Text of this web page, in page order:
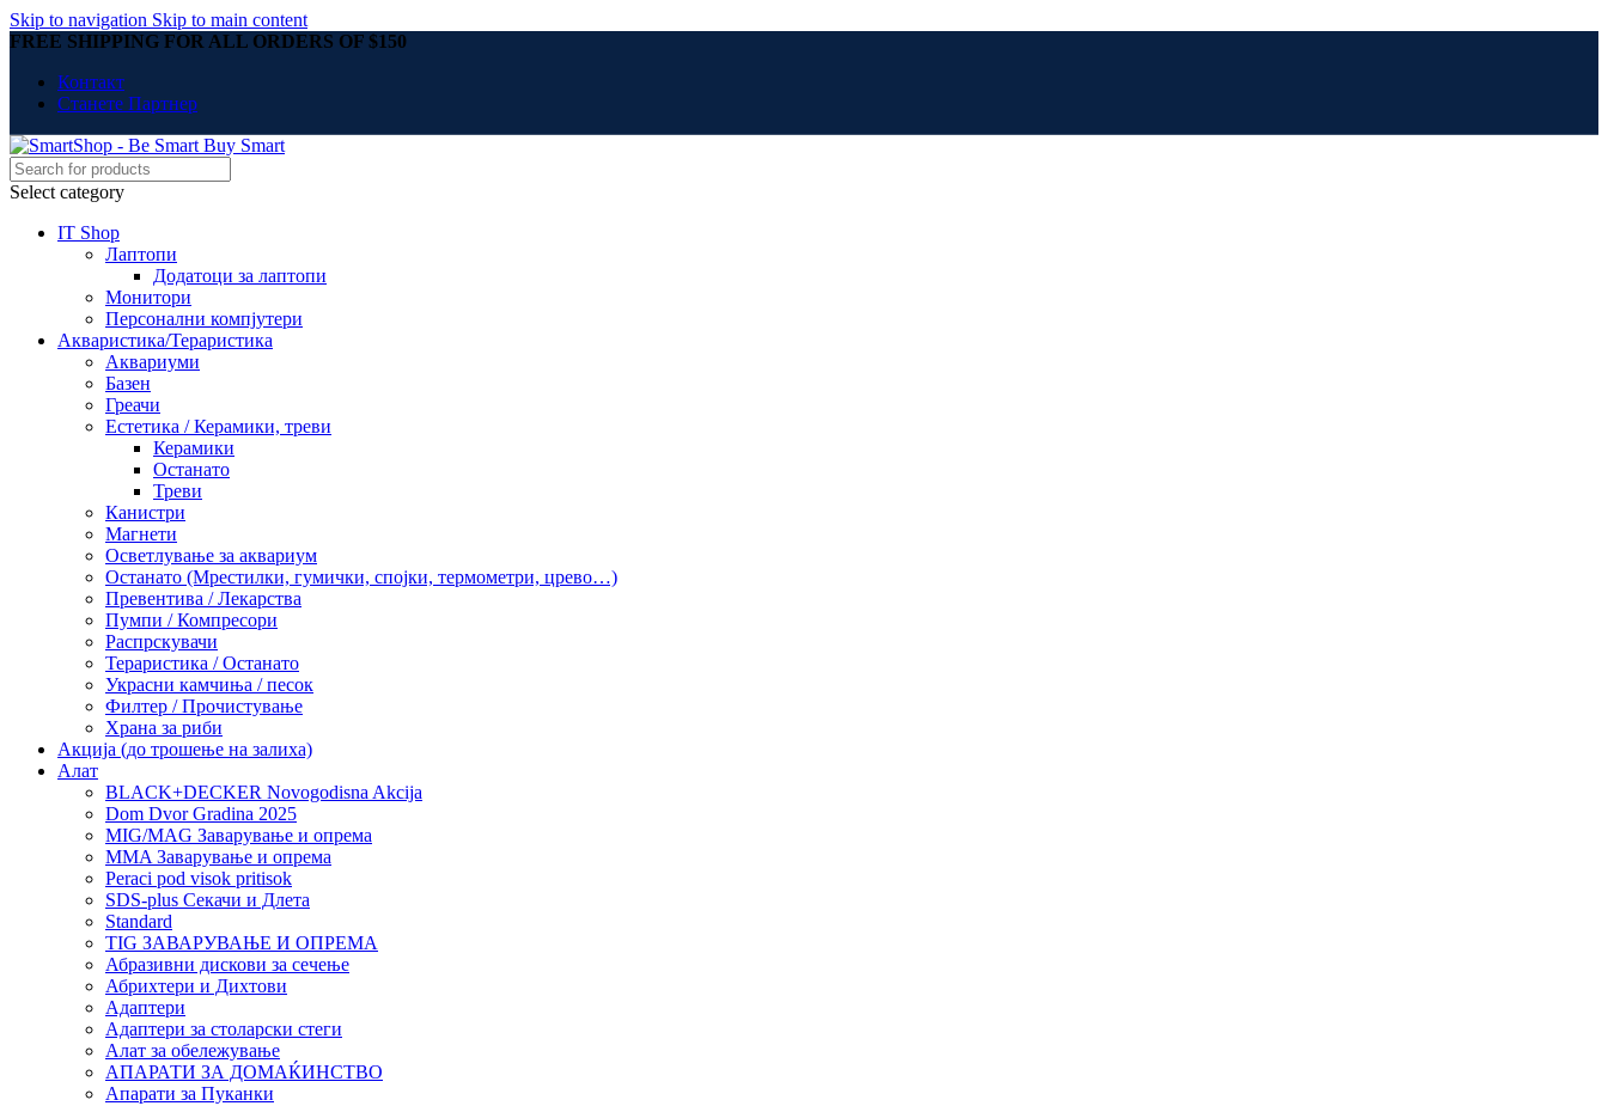
Skip to navigation Skip to main content
FREE SHIPPING FOR ALL ORDERS OF $150
Контакт
Станете Партнер
Select category
IT Shop
Лаптопи
Додатоци за лаптопи
Монитори
Персонални компјутери
Акваристика/Тераристика
Аквариуми
Базен
Греачи
Естетика / Керамики, треви
Керамики
Останато
Треви
Канистри
Магнети
Осветлување за аквариум
Останато (Мрестилки, гумички, спојки, термометри, црево…)
Превентива / Лекарства
Пумпи / Компресори
Распрскувачи
Тераристика / Останато
Украсни камчиња / песок
Филтер / Прочистување
Храна за риби
Акција (до трошење на залиха)
Алат
BLACK+DECKER Novogodisna Akcija
Dom Dvor Gradina 2025
MIG/MAG Заварување и опрема
MMA Заварување и опрема
Peraci pod visok pritisok
SDS-plus Секачи и Длета
Standard
TIG ЗАВАРУВАЊЕ И ОПРЕМА
Абразивни дискови за сечење
Абрихтери и Дихтови
Адаптери
Адаптери за столарски стеги
Алат за обележување
АПАРАТИ ЗА ДОМАЌИНСТВО
Апарати за Пуканки